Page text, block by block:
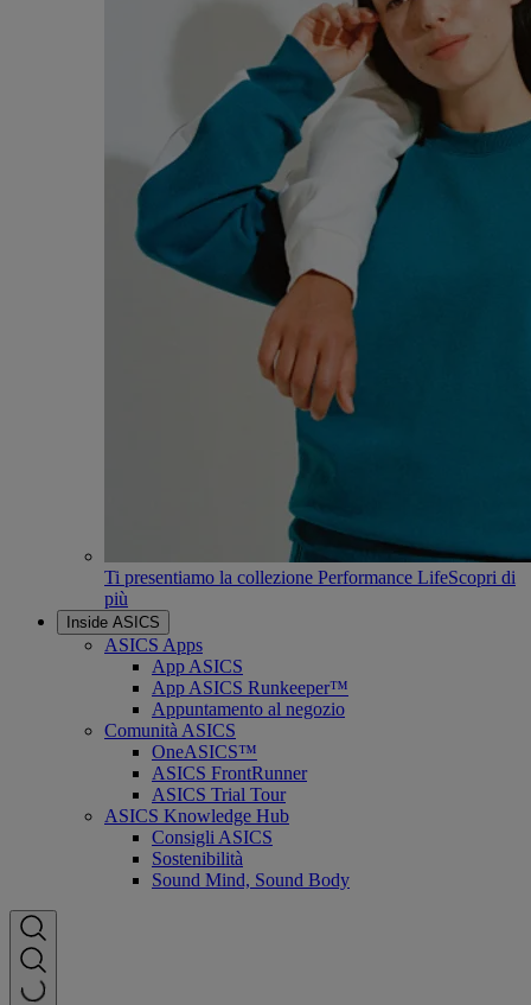
Ti presentiamo la collezione Performance LifeScopri di
più
Inside ASICS
ASICS Apps
App ASICS
App ASICS Runkeeper™
Appuntamento al negozio
Comunità ASICS
OneASICS™
ASICS FrontRunner
ASICS Trial Tour
ASICS Knowledge Hub
Consigli ASICS
Sostenibilità
Sound Mind, Sound Body